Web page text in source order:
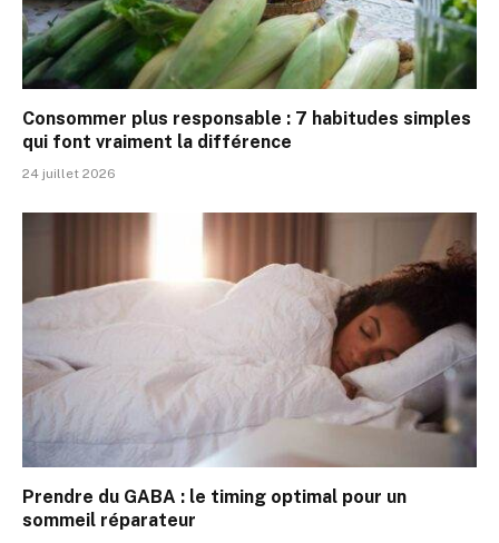
Consommer plus responsable : 7 habitudes simples
qui font vraiment la différence
24 juillet 2026
Prendre du GABA : le timing optimal pour un
sommeil réparateur